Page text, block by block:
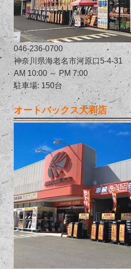
046-236-0700
神奈川県海老名市河原口5-4-31
AM 10:00 ～ PM 7:00
駐車場: 150台
オートバックス大和店